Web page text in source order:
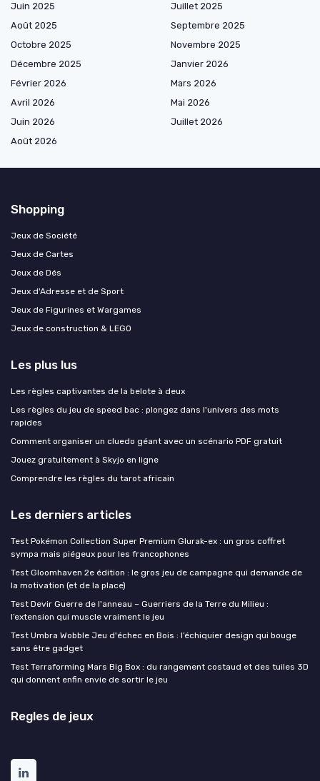
Juin 2025
Juillet 2025
Août 2025
Septembre 2025
Octobre 2025
Novembre 2025
Décembre 2025
Janvier 2026
Février 2026
Mars 2026
Avril 2026
Mai 2026
Juin 2026
Juillet 2026
Août 2026
Shopping
Jeux de Société
Jeux de Cartes
Jeux de Dés
Jeux d'Adresse et de Sport
Jeux de Figurines et Wargames
Jeux de construction & LEGO
Les plus lus
Les règles captivantes de la belote à deux
Les règles du jeu de speed bac : plongez dans l'univers des mots
rapides
Comment organiser un cluedo géant avec un scénario PDF gratuit
Jouez gratuitement à Skyjo en ligne
Comprendre les règles du tarot africain
Les derniers articles
Test Pokémon Collection Super Premium Glurak-ex : un gros coffret
sympa mais piégeux pour les francophones
Test Gloomhaven 2e édition : le gros jeu de campagne qui demande de
la motivation (et de la place)
Test Devir Guerre de l'anneau – Guerriers de la Terre du Milieu :
l’extension qui muscle vraiment le jeu
Test Umbra Wobble Jeu d'échec en Bois : l’échiquier design qui bouge
sans être gadget
Test Terraforming Mars Big Box : du rangement costaud et des tuiles 3D
qui donnent enfin envie de sortir le jeu
Regles de jeux